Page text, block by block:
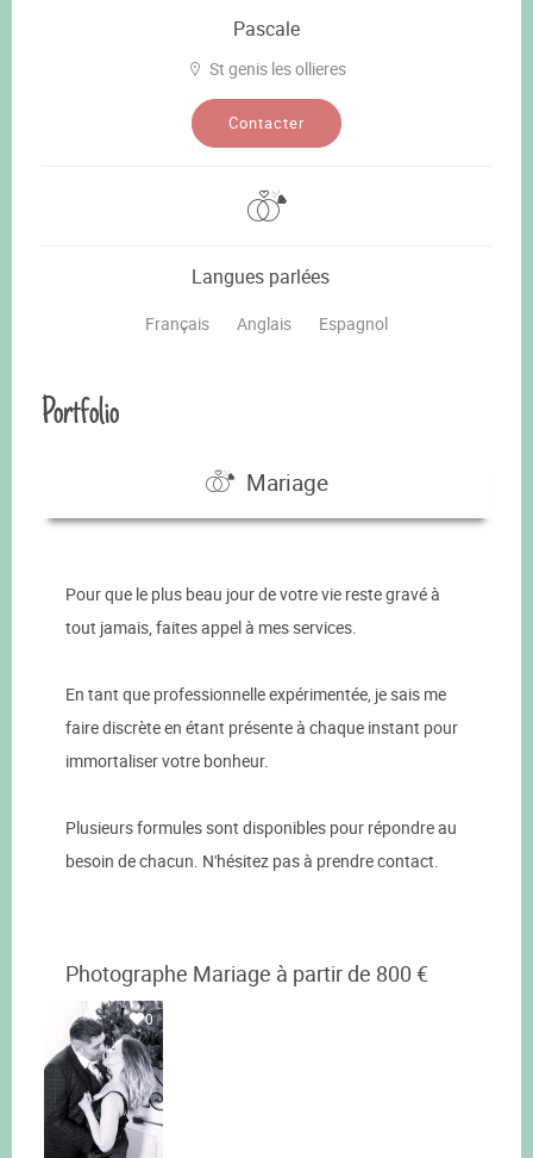
Pascale
St genis les ollieres
Contacter
Langues parlées
Français Anglais Espagnol
Portfolio
Mariage
Pour que le plus beau jour de votre vie reste gravé à
tout jamais, faites appel à mes services.
En tant que professionnelle expérimentée, je sais me
faire discrète en étant présente à chaque instant pour
immortaliser votre bonheur.
Plusieurs formules sont disponibles pour répondre au
besoin de chacun. N'hésitez pas à prendre contact.
Photographe Mariage à partir de 800 €
0